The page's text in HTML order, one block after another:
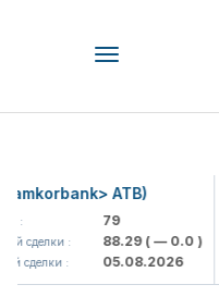
Toggle
ATB)
79
сделки : 88.29( — 0.0 )
сделки : 05.08.2026